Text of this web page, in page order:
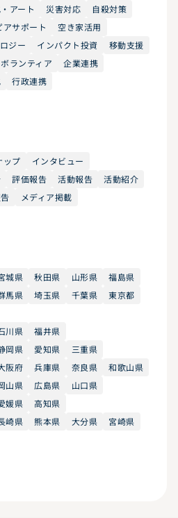
アート 災害対応
自殺対策
アサポート
空き家活用
ジー インパクト投資
移動支援
ランティア
企業連携
行政連携
ップ
インタビュー
評価報告 活動報告
活動紹介
メディア掲載
城県 秋田県 山形県
福島県
馬県 埼玉県 千葉県
東京都
川県
福井県
岡県 愛知県
三重県
阪府 兵庫県 奈良県
和歌山県
山県 広島県
山口県
媛県
高知県
崎県 熊本県 大分県
宮崎県